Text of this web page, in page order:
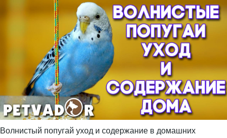
Волнистый попугай уход и содержание в домашних